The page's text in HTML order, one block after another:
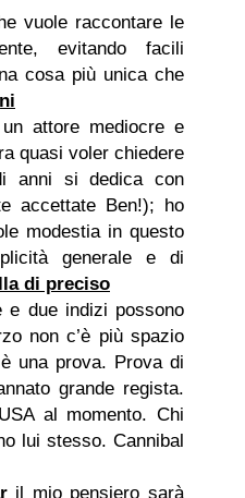
vuole raccontare le
evitando facili
cosa più unica che
attore mediocre e
quasi voler chiedere
anni si dedica con
accettate Ben!); ho
modestia in questo
generale e di
di preciso
e due indizi possono
non c’è più spazio
una prova. Prova di
grande regista.
al momento. Chi
lui stesso. Cannibal
il mio pensiero sarà